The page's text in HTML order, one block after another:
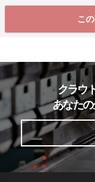
こ
クラウ
あなた